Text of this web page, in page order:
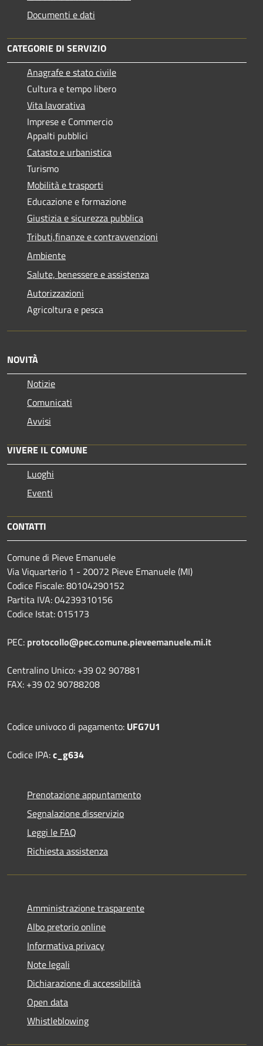
Documenti e dati
CATEGORIE DI SERVIZIO
Anagrafe e stato civile
Cultura e tempo libero
Vita lavorativa
Imprese e Commercio
Appalti pubblici
Catasto e urbanistica
Turismo
Mobilità e trasporti
Educazione e formazione
Giustizia e sicurezza pubblica
Tributi,finanze e contravvenzioni
Ambiente
Salute, benessere e assistenza
Autorizzazioni
Agricoltura e pesca
NOVITÀ
Notizie
Comunicati
Avvisi
VIVERE IL COMUNE
Luoghi
Eventi
CONTATTI
Comune di Pieve Emanuele
Via Viquarterio 1 - 20072 Pieve Emanuele (MI)
Codice Fiscale: 80104290152
Partita IVA: 04239310156
Codice Istat: 015173
PEC: protocollo@pec.comune.pieveemanuele.mi.it
Centralino Unico: +39 02 907881
FAX: +39 02 90788208
Codice univoco di pagamento: UFG7U1
Codice IPA:c_g634
Prenotazione appuntamento
Segnalazione disservizio
Leggi le FAQ
Richiesta assistenza
Amministrazione trasparente
Albo pretorio online
Informativa privacy
Note legali
Dichiarazione di accessibilità
Open data
Whistleblowing